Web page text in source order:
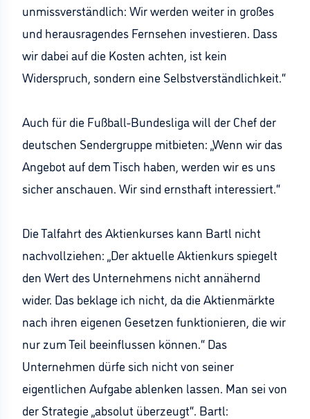
unmissverständlich: Wir werden weiter in großes
und herausragendes Fernsehen investieren. Dass
wir dabei auf die Kosten achten, ist kein
Widerspruch, sondern eine Selbstverständlichkeit.“
Auch für die Fußball-Bundesliga will der Chef der
deutschen Sendergruppe mitbieten: „Wenn wir das
Angebot auf dem Tisch haben, werden wir es uns
sicher anschauen. Wir sind ernsthaft interessiert.“
Die Talfahrt des Aktienkurses kann Bartl nicht
nachvollziehen: „Der aktuelle Aktienkurs spiegelt
den Wert des Unternehmens nicht annähernd
wider. Das beklage ich nicht, da die Aktienmärkte
nach ihren eigenen Gesetzen funktionieren, die wir
nur zum Teil beeinflussen können.“ Das
Unternehmen dürfe sich nicht von seiner
eigentlichen Aufgabe ablenken lassen. Man sei von
der Strategie „absolut überzeugt“. Bartl: